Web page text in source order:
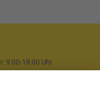
9:00-18:00 Uhr